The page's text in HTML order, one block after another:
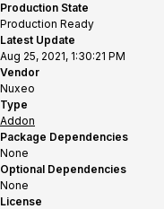
Production State
Production Ready
Latest Update
Aug 25, 2021, 1:30:21 PM
Vendor
Nuxeo
Type
Addon
Package Dependencies
None
Optional Dependencies
None
License